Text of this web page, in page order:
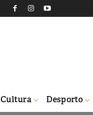
Cultura Desporto